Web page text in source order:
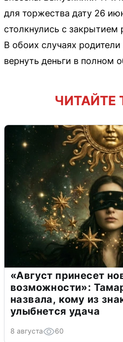
для торжества дату 26
столкнулись с закрытием
В обоих случаях
вернуть деньги в полном
ЧИТАЙТЕ
«Август принесет
возможности»:
назвала, кому из
улыбнется удача
8 августа 60